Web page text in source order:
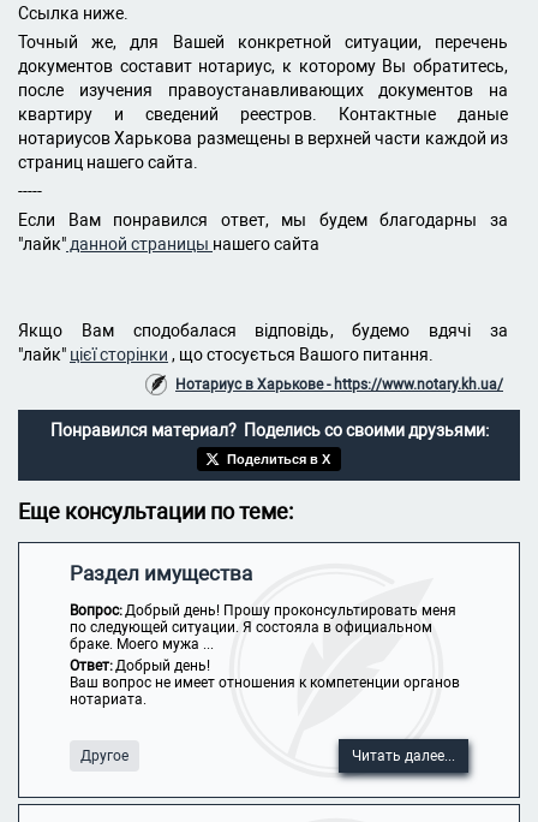
Ссылка ниже.
Точный же, для Вашей конкретной ситуации, перечень
документов составит нотариус, к которому Вы обратитесь,
после изучения правоустанавливающих документов на
квартиру и сведений реестров. Контактные даные
нотариусов Харькова размещены в верхней части каждой из
страниц нашего сайта.
-----
Если Вам понравился ответ, мы будем благодарны за
"лайк" данной страницы нашего сайта
Якщо Вам сподобалася відповідь, будемо вдячі за
"лайк" цієї сторінки , що стосується Вашого питання.
Нотариус в Харькове - https://www.notary.kh.ua/
Понравился материал? Поделись со своими друзьями:
Поделиться в X
Еще консультации по теме:
Раздел имущества
Вопрос:Добрый день! Прошу проконсультировать меня
по следующей ситуации. Я состояла в официальном
браке. Моего мужа ...
Ответ:Добрый день!
Ваш вопрос не имеет отношения к компетенции органов
нотариата.
Другое Читать далее...